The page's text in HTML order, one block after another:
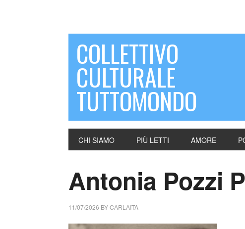
COLLETTIVO
CULTURALE
TUTTOMONDO
CHI SIAMO PIÙ LETTI AMORE
Antonia Pozzi
11/07/2026 BYCARLAITA